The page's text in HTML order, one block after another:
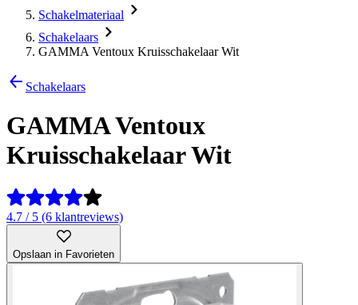
Schakelmateriaal
Schakelaars
GAMMA Ventoux Kruisschakelaar Wit
Schakelaars
GAMMA Ventoux
Kruisschakelaar Wit
4.7 / 5 (6 klantreviews)
Opslaan in Favorieten